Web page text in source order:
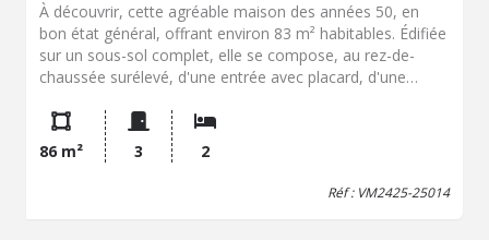
À découvrir, cette agréable maison des années 50, en
bon état général, offrant environ 83 m² habitables. Édifiée
sur un sous-sol complet, elle se compose, au rez-de-
chaussée surélevé, d'une entrée avec placard, d'une
lumineux avec accès direct à une terrasse, ainsi que d'un
WC indépendant. À l'étage, un dégagement pouvant faire
office de bureau dessert deux chambres avec placards
intégrés et une salle de bains comprenant une douche,
86 m² 3 2
Réf : VM2425-25014